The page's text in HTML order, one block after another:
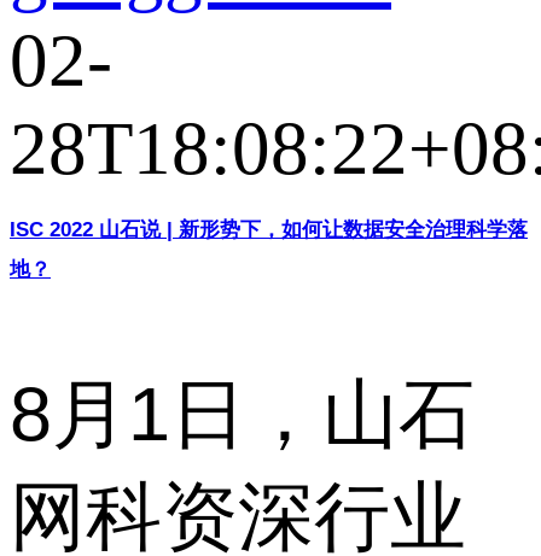
02-
ISC 2022 山石说 | 新形势下，如何让数据安全治理科学落
地？
8月1日，山石
网科资深行业